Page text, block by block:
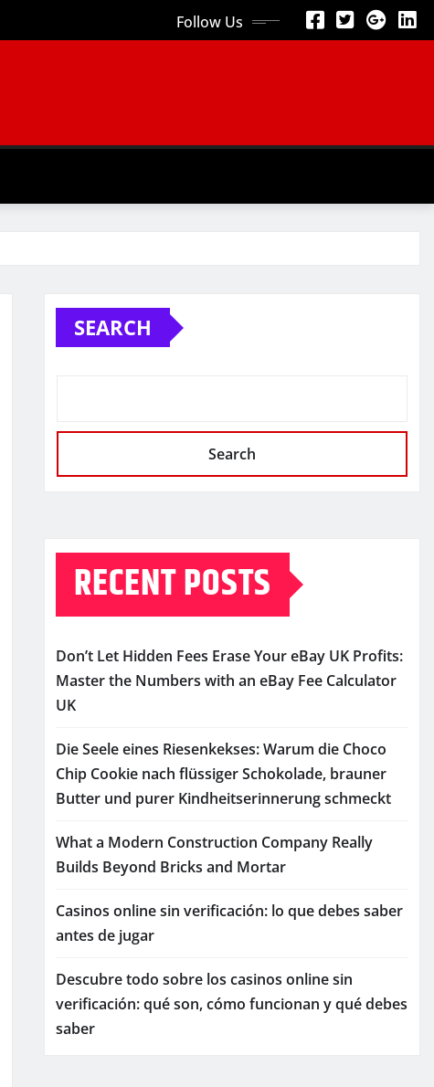
Follow Us
SEARCH
Search
RECENT POSTS
Don’t Let Hidden Fees Erase Your eBay UK Profits:
Master the Numbers with an eBay Fee Calculator
UK
Die Seele eines Riesenkekses: Warum die Choco
Chip Cookie nach flüssiger Schokolade, brauner
Butter und purer Kindheitserinnerung schmeckt
What a Modern Construction Company Really
Builds Beyond Bricks and Mortar
Casinos online sin verificación: lo que debes saber
antes de jugar
Descubre todo sobre los casinos online sin
verificación: qué son, cómo funcionan y qué debes
saber